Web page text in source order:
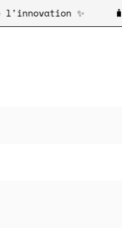
de l'innovation ✨